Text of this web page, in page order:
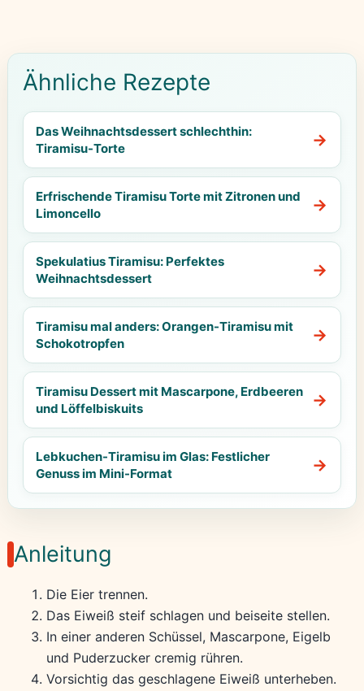
Ähnliche Rezepte
Das Weihnachtsdessert schlechthin:
Tiramisu-Torte
Erfrischende Tiramisu Torte mit Zitronen und
Limoncello
Spekulatius Tiramisu: Perfektes
Weihnachtsdessert
Tiramisu mal anders: Orangen-Tiramisu mit
Schokotropfen
Tiramisu Dessert mit Mascarpone, Erdbeeren
und Löffelbiskuits
Lebkuchen-Tiramisu im Glas: Festlicher
Genuss im Mini-Format
Anleitung
Die Eier trennen.
Das Eiweiß steif schlagen und beiseite stellen.
In einer anderen Schüssel, Mascarpone, Eigelb
und Puderzucker cremig rühren.
Vorsichtig das geschlagene Eiweiß unterheben.